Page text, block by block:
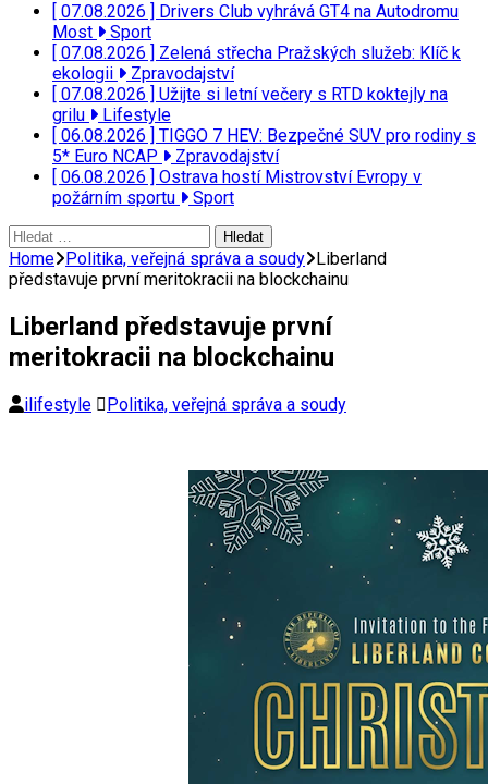
[ 07.08.2026 ] Drivers Club vyhrává GT4 na Autodromu
Most
Sport
[ 07.08.2026 ] Zelená střecha Pražských služeb: Klíč k
ekologii
Zpravodajství
[ 07.08.2026 ] Užijte si letní večery s RTD koktejly na
grilu
Lifestyle
[ 06.08.2026 ] TIGGO 7 HEV: Bezpečné SUV pro rodiny s
5* Euro NCAP
Zpravodajství
[ 06.08.2026 ] Ostrava hostí Mistrovství Evropy v
požárním sportu
Sport
Vyhledávání
Home Politika, veřejná správa a soudy Liberland
představuje první meritokracii na blockchainu
Liberland představuje první
meritokracii na blockchainu
ilifestyle Politika, veřejná správa a soudy